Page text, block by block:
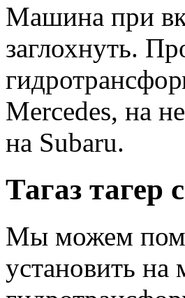
Машина при
заглохнуть.
Mercedes, на
на Subaru.
Тагаз тагер
Мы можем
установить